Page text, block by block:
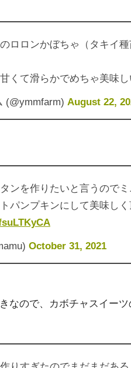
ロロンかぼちゃ（タキイ種
くて滑らかでめちゃ美味し
(@ymmfarm) August 22,
ンを作りたいと言うので
パンプキンにして美味しく
October 31, 2021
なので、カボチャスイーツ